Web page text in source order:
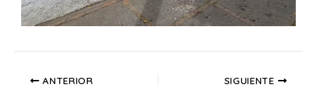
ANTERIOR SIGUIENTE